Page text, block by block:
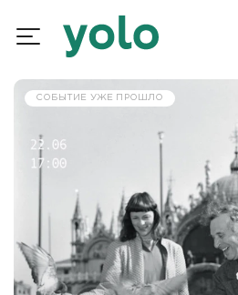
СОБЫТИЕ УЖЕ ПРОШЛО